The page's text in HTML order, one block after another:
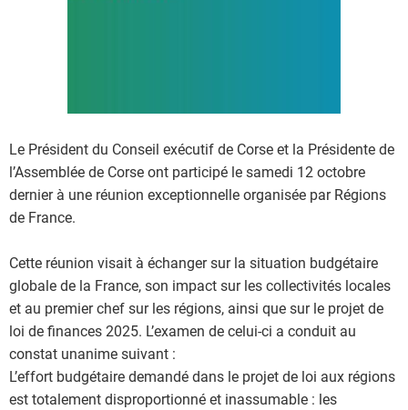
Le Président du Conseil exécutif de Corse et la Présidente de
l’Assemblée de Corse ont participé le samedi 12 octobre
dernier à une réunion exceptionnelle organisée par Régions
de France.
Cette réunion visait à échanger sur la situation budgétaire
globale de la France, son impact sur les collectivités locales
et au premier chef sur les régions, ainsi que sur le projet de
loi de finances 2025. L’examen de celui-ci a conduit au
constat unanime suivant :
L’effort budgétaire demandé dans le projet de loi aux régions
est totalement disproportionné et inassumable : les